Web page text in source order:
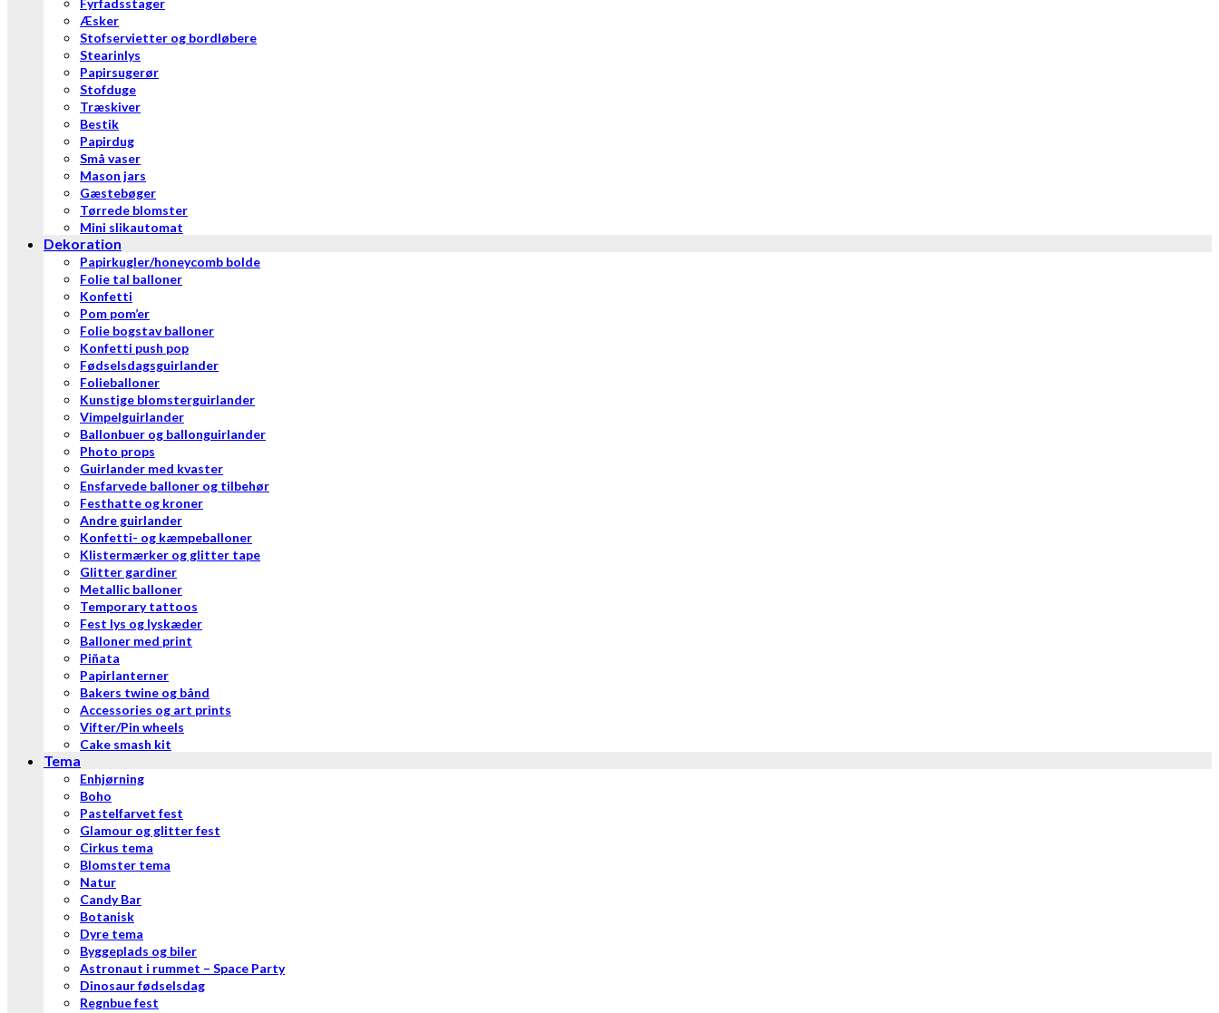
Fyrfadsstager
Æsker
Stofservietter og bordløbere
Stearinlys
Papirsugerør
Stofduge
Træskiver
Bestik
Papirdug
Små vaser
Mason jars
Gæstebøger
Tørrede blomster
Mini slikautomat
Dekoration
Papirkugler/honeycomb bolde
Folie tal balloner
Konfetti
Pom pom’er
Folie bogstav balloner
Konfetti push pop
Fødselsdagsguirlander
Folieballoner
Kunstige blomsterguirlander
Vimpelguirlander
Ballonbuer og ballonguirlander
Photo props
Guirlander med kvaster
Ensfarvede balloner og tilbehør
Festhatte og kroner
Andre guirlander
Konfetti- og kæmpeballoner
Klistermærker og glitter tape
Glitter gardiner
Metallic balloner
Temporary tattoos
Fest lys og lyskæder
Balloner med print
Piñata
Papirlanterner
Bakers twine og bånd
Accessories og art prints
Vifter/Pin wheels
Cake smash kit
Tema
Enhjørning
Boho
Pastelfarvet fest
Glamour og glitter fest
Cirkus tema
Blomster tema
Natur
Candy Bar
Botanisk
Dyre tema
Byggeplads og biler
Astronaut i rummet – Space Party
Dinosaur fødselsdag
Regnbue fest